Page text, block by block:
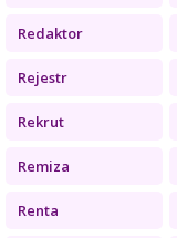
Redaktor
Rejestr
Rekrut
Remiza
Renta